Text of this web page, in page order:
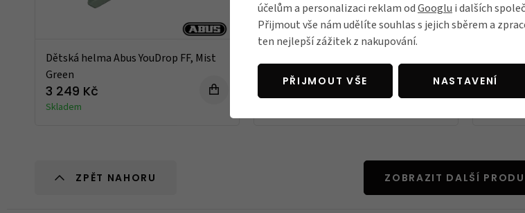
Dětská helma Abus YouDrop FF, Mist
Green
3 249 Kč
Skladem
Green
Black
ZPĚT NAHORU ZOBRAZIT DALŠÍ
účelům a personalizaci reklam odGooglu i dalších
Přijmout vše nám udělíte souhlas s jejich sběrem a
ten nejlepší zážitek z nakupování.
PŘIJMOUT VŠE NASTAVENÍ